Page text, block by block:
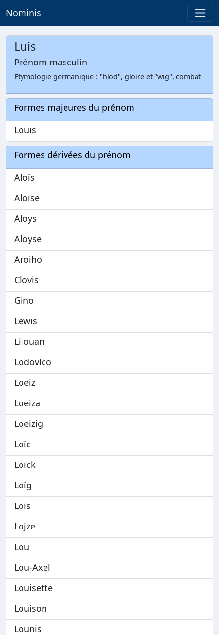
Nominis
Luis
Prénom masculin
Etymologie germanique : "hlod", gloire et "wig", combat
Formes majeures du prénom
Louis
Formes dérivées du prénom
Aloïs
Aloïse
Aloys
Aloyse
Aroiho
Clovis
Gino
Lewis
Lilouan
Lodovico
Loeiz
Loeiza
Loeizig
Loïc
Loïck
Loïg
Loïs
Lojze
Lou
Lou-Axel
Louisette
Louison
Lounis